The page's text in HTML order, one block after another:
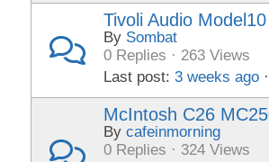
Tivoli Audio Model10
By Sombat
0 Replies · 263 Views
Last post:3 weeks ago ·
McIntosh C26
Bycafeinmorning
0 Replies · 324 Views